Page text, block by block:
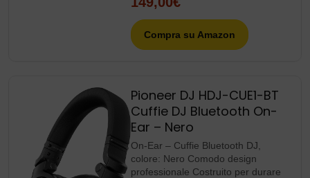
Compra su Amazon
Pioneer DJ HDJ-CUE1-BT
Cuffie DJ Bluetooth On-
Ear – Nero
On-Ear – Cuffie Bluetooth DJ,
colore: Nero Comodo design
professionale Costruito per durare